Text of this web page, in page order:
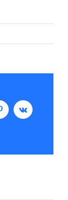
pinterestvk